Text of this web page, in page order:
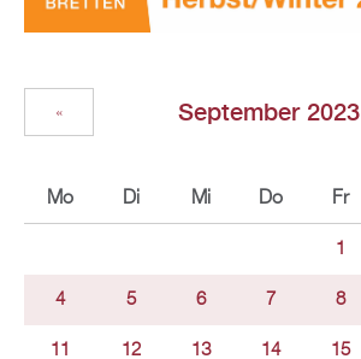
September 2023
«
Mo Di Mi Do Fr
1
4 5 6 7 8
11 12 13 14 15